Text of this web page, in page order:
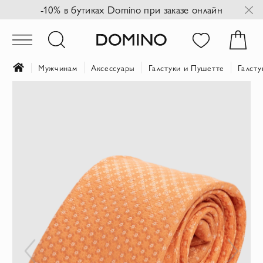
-10% в бутиках Domino при заказе онлайн
Мужчинам Аксессуары Галстуки и Пушетте